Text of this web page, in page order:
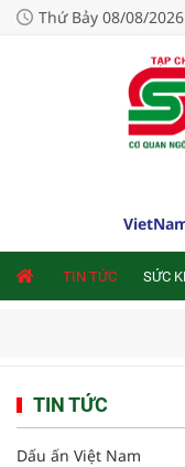
Thứ Bảy 08/08/
TIN TỨC SỨC
TIN TỨC
Dấu ấn Việt Nam